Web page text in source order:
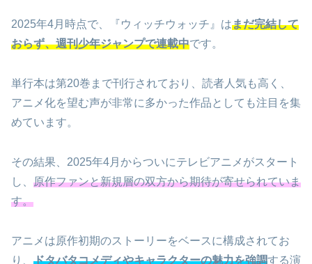
2025年4月時点で、『ウィッチウォッチ』はまだ完結して
おらず、週刊少年ジャンプで連載中です。
単行本は第20巻まで刊行されており、読者人気も高く、
アニメ化を望む声が非常に多かった作品としても注目を集
めています。
その結果、2025年4月からついにテレビアニメがスタート
し、 原作ファンと新規層の双方から期待が寄せられていま
す。
アニメは原作初期のストーリーをベースに構成されてお
り、 ドタバタコメディやキャラクターの魅力を強調する演